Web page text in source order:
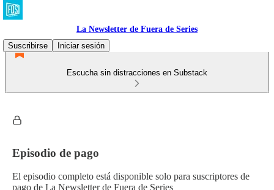
La Newsletter de Fuera de Series
Suscribirse
Iniciar sesión
Escucha sin distracciones en Substack
Episodio de pago
El episodio completo está disponible solo para suscriptores de
pago de La Newsletter de Fuera de Series